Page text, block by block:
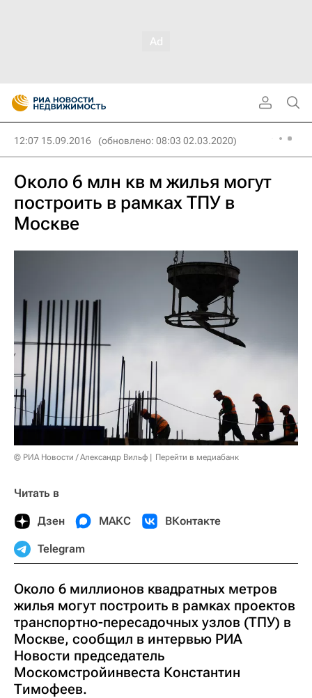
12:07 15.09.2016 (обновлено: 08:03 02.03.2020)
Около 6 млн кв м жилья могут
построить в рамках ТПУ в
Москве
© РИА Новости / Александр Вильф Перейти в медиабанк
Читать в
Дзен МАКС ВКонтакте
Telegram
Около 6 миллионов квадратных метров
жилья могут построить в рамках проектов
транспортно-пересадочных узлов (ТПУ) в
Москве, сообщил в интервью РИА
Новости председатель
Москомстройинвеста Константин
Тимофеев.